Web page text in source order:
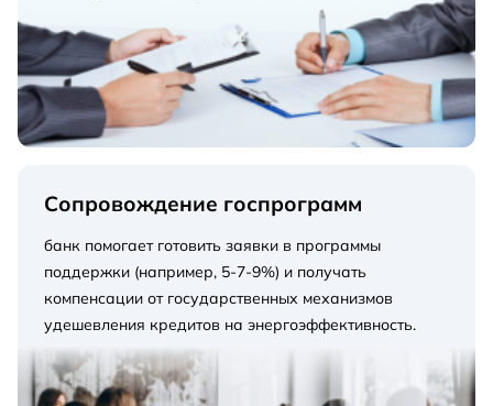
Сопровождение госпрограмм
банк помогает готовить заявки в программы
поддержки (например, 5-7-9%) и получать
компенсации от государственных механизмов
удешевления кредитов на энергоэффективность.